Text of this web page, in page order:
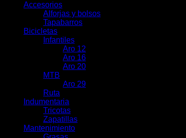
Accesorios
Alforjas y bolsos
Tapabarros
Bicicletas
Infantiles
Aro 12
Aro 16
Aro 20
MTB
Aro 29
Ruta
Indumentaria
Tricotas
Zapatillas
Mantenimiento